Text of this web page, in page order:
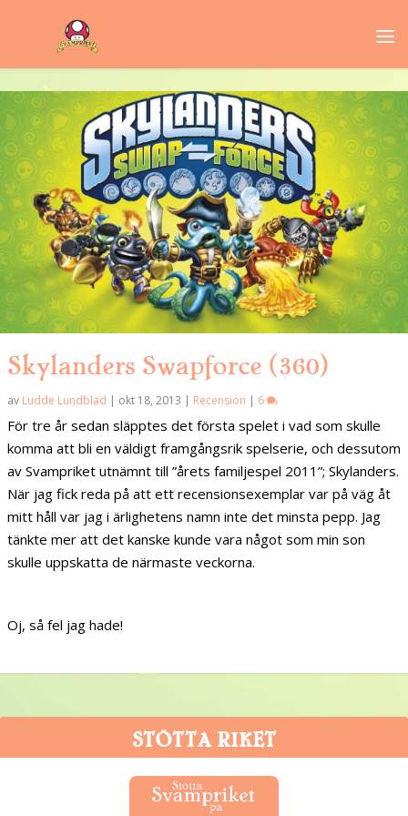
Skylanders Swapforce (360)
av Ludde Lundblad | okt 18, 2013 | Recension | 6
För tre år sedan släpptes det första spelet i vad som skulle
komma att bli en väldigt framgångsrik spelserie, och dessutom
av Svampriket utnämnt till ”årets familjespel 2011”; Skylanders.
När jag fick reda på att ett recensionsexemplar var på väg åt
mitt håll var jag i ärlighetens namn inte det minsta pepp. Jag
tänkte mer att det kanske kunde vara något som min son
skulle uppskatta de närmaste veckorna.
Oj, så fel jag hade!
STÖTTA RIKET